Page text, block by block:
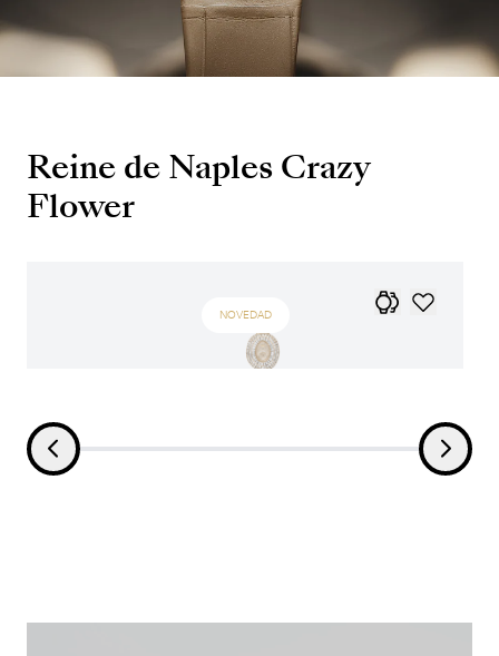
Reine de Naples Crazy
Flower
NOVEDAD